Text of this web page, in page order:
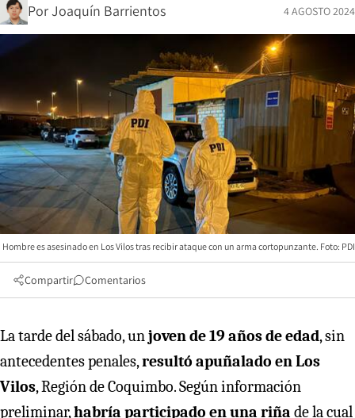
PorJoaquín Barrientos 4 AGOSTO 2024
Hombre es asesinado en Los Vilos tras recibir ataque con un arma cortopunzante. Foto: PDI
Compartir Comentarios
La tarde del sábado, unjoven de 19 años de edad, sin
antecedentes penales,resultó apuñalado en Los
Vilos, Región de Coquimbo. Según información
preliminar,habría participado en una riña de la cual